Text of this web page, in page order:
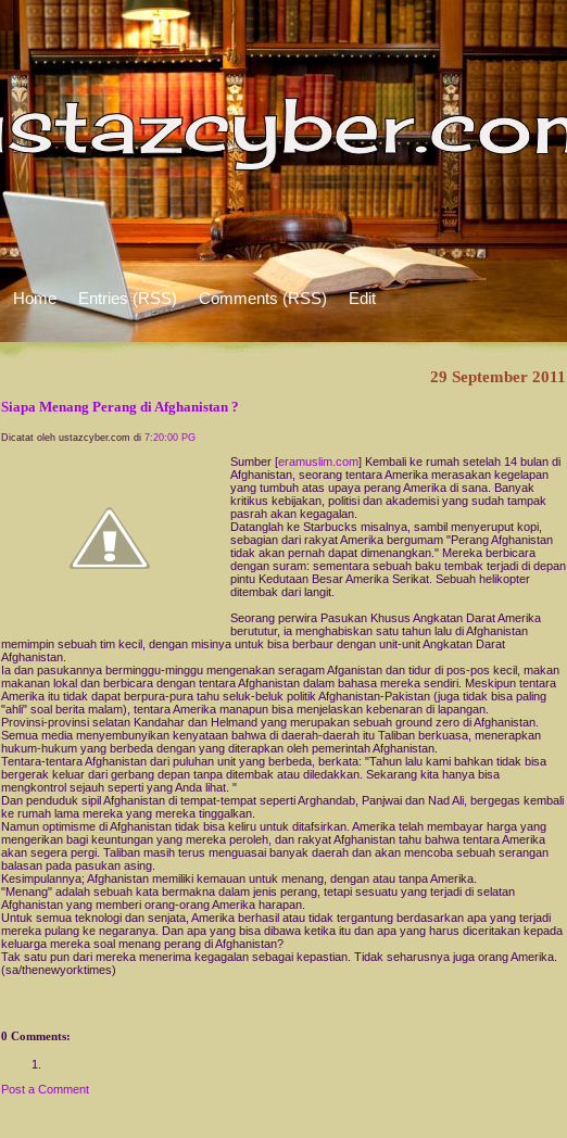
Home Entries (RSS) Comments (RSS) Edit
29 September 2011
Siapa Menang Perang di Afghanistan ?
Dicatat oleh ustazcyber.com di 7:20:00 PG
Sumber [eramuslim.com] Kembali ke rumah setelah 14 bulan di
Afghanistan, seorang tentara Amerika merasakan kegelapan
yang tumbuh atas upaya perang Amerika di sana. Banyak
kritikus kebijakan, politisi dan akademisi yang sudah tampak
pasrah akan kegagalan.
Datanglah ke Starbucks misalnya, sambil menyeruput kopi,
sebagian dari rakyat Amerika bergumam "Perang Afghanistan
tidak akan pernah dapat dimenangkan." Mereka berbicara
dengan suram: sementara sebuah baku tembak terjadi di depan
pintu Kedutaan Besar Amerika Serikat. Sebuah helikopter
ditembak dari langit.
Seorang perwira Pasukan Khusus Angkatan Darat Amerika
berututur, ia menghabiskan satu tahun lalu di Afghanistan
memimpin sebuah tim kecil, dengan misinya untuk bisa berbaur dengan unit-unit Angkatan Darat
Afghanistan.
Ia dan pasukannya berminggu-minggu mengenakan seragam Afganistan dan tidur di pos-pos kecil, makan
makanan lokal dan berbicara dengan tentara Afghanistan dalam bahasa mereka sendiri. Meskipun tentara
Amerika itu tidak dapat berpura-pura tahu seluk-beluk politik Afghanistan-Pakistan (juga tidak bisa paling
"ahli" soal berita malam), tentara Amerika manapun bisa menjelaskan kebenaran di lapangan.
Provinsi-provinsi selatan Kandahar dan Helmand yang merupakan sebuah ground zero di Afghanistan.
Semua media menyembunyikan kenyataan bahwa di daerah-daerah itu Taliban berkuasa, menerapkan
hukum-hukum yang berbeda dengan yang diterapkan oleh pemerintah Afghanistan.
Tentara-tentara Afghanistan dari puluhan unit yang berbeda, berkata: "Tahun lalu kami bahkan tidak bisa
bergerak keluar dari gerbang depan tanpa ditembak atau diledakkan. Sekarang kita hanya bisa
mengkontrol sejauh seperti yang Anda lihat. "
Dan penduduk sipil Afghanistan di tempat-tempat seperti Arghandab, Panjwai dan Nad Ali, bergegas kembali
ke rumah lama mereka yang mereka tinggalkan.
Namun optimisme di Afghanistan tidak bisa keliru untuk ditafsirkan. Amerika telah membayar harga yang
mengerikan bagi keuntungan yang mereka peroleh, dan rakyat Afghanistan tahu bahwa tentara Amerika
akan segera pergi. Taliban masih terus menguasai banyak daerah dan akan mencoba sebuah serangan
balasan pada pasukan asing.
Kesimpulannya; Afghanistan memiliki kemauan untuk menang, dengan atau tanpa Amerika.
"Menang" adalah sebuah kata bermakna dalam jenis perang, tetapi sesuatu yang terjadi di selatan
Afghanistan yang memberi orang-orang Amerika harapan.
Untuk semua teknologi dan senjata, Amerika berhasil atau tidak tergantung berdasarkan apa yang terjadi
mereka pulang ke negaranya. Dan apa yang bisa dibawa ketika itu dan apa yang harus diceritakan kepada
keluarga mereka soal menang perang di Afghanistan?
Tak satu pun dari mereka menerima kegagalan sebagai kepastian. Tidak seharusnya juga orang Amerika.
(sa/thenewyorktimes)
0 Comments:
Post a Comment